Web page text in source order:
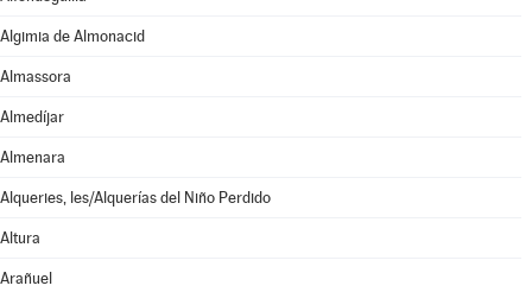
Algimia de Almonacid
Almassora
Almedíjar
Almenara
Alqueries, les/Alquerías del Niño Perdido
Altura
Arañuel